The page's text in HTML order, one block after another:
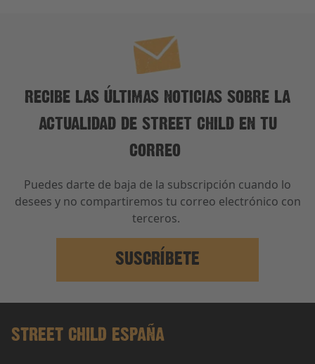
RECIBE LAS ÚLTIMAS NOTICIAS SOBRE LA
ACTUALIDAD DE STREET CHILD EN TU
CORREO
Puedes darte de baja de la subscripción cuando lo
desees y no compartiremos tu correo electrónico con
terceros.
SUSCRÍBETE
STREET CHILD ESPAÑA